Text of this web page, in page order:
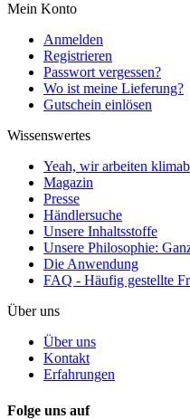
Mein Konto
Anmelden
Registrieren
Passwort vergessen?
Wo ist meine Lieferung?
Gutschein einlösen
Wissenswertes
Yeah, wir arbeiten
Magazin
Presse
Händlersuche
Unsere Inhaltsstoffe
Unsere Philosophie:
Die Anwendung
FAQ - Häufig gestellte
Über uns
Über uns
Kontakt
Erfahrungen
Folge uns auf